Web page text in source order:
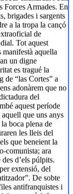
Forces Armades. En
brigades i sargents
a la tropa la cançó
de
Tot aquest
manifestà aquella
un digne
es tragué la
de “las Cortes” a
adonàrem que no
del
aquest període
que uns anys
boca plena de
les lleis del
que beneient la
comunista; ara
d’els púlpits.
extensió, del
De sobte
antifranquistes i